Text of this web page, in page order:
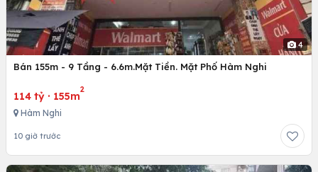
4
Bán 155m - 9 Tầng - 6.6m.Mặt Tiền. Mặt Phố Hàm Nghi
114 tỷ · 155m
2
Hàm Nghi
10 giờ trước